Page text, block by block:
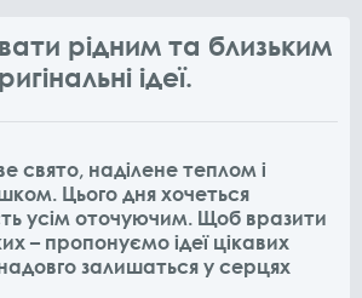
рідним та близьким
ідеї.
свято, наділене теплом і
Цього дня хочеться
усім оточуючим. Щоб вразити
– пропонуємо ідеї цікавих
залишаться у серцях